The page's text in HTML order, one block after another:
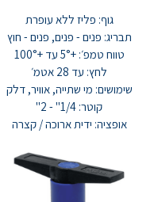
גוף: פליז ללא עופרת
תבריג: פנים - פנים, פנים - חוץ
טווח טמפ׳: +5° עד +100°
לחץ: עד 28 אטמ׳
שימושים: מי שתייה, אוויר, דלק
קוטר: 1/4" - 2"
אופציה: ידית ארוכה / קצרה